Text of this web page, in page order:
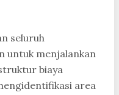
seluruh
untuk menjalankan
biaya
area